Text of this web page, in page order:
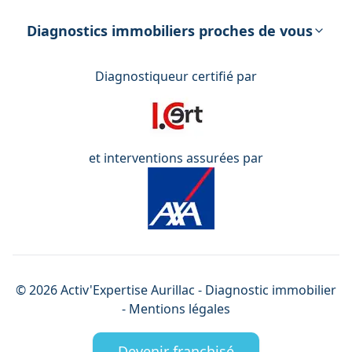
énergétique
Diagnostics immobiliers proches de vous
Diagnostiqueur certifié par
et interventions assurées par
©2026Activ'ExpertiseAurillac - Diagnostic immobilier
- Mentions légales